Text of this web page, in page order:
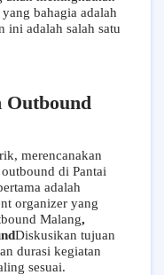
bahagia adalah
ini adalah salah satu
Outbound
merencanakan
di Pantai
adalah
organizer yang
Malang,
Diskusikan tujuan
durasi kegiatan
sesuai.